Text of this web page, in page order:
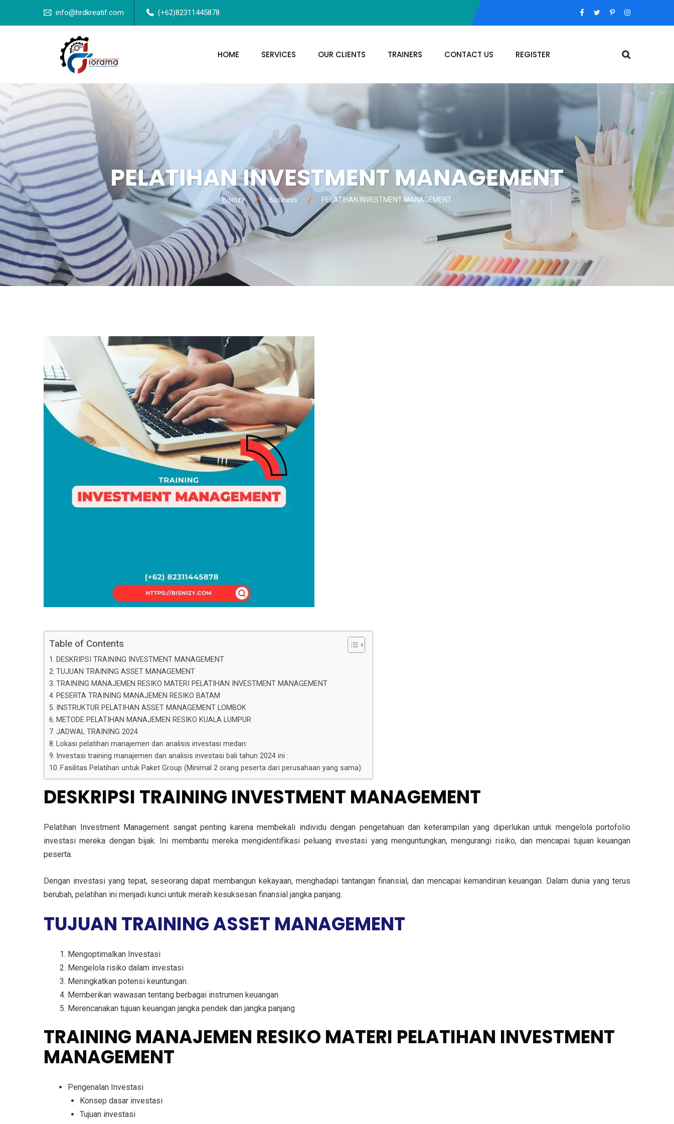
info@hrdkreatif.com (+62)82311445878
HOME SERVICES OUR CLIENTS TRAINERS CONTACT US REGISTER
PELATIHAN INVESTMENT MANAGEMENT
Bisnizy Business PELATIHAN INVESTMENT MANAGEMENT
Table of Contents
DESKRIPSI TRAINING INVESTMENT MANAGEMENT
TUJUAN TRAINING ASSET MANAGEMENT
TRAINING MANAJEMEN RESIKO MATERI PELATIHAN INVESTMENT MANAGEMENT
PESERTA TRAINING MANAJEMEN RESIKO BATAM
INSTRUKTUR PELATIHAN ASSET MANAGEMENT LOMBOK
METODE PELATIHAN MANAJEMEN RESIKO KUALA LUMPUR
JADWAL TRAINING 2024
Lokasi pelatihan manajemen dan analisis investasi medan:
Investasi training manajemen dan analisis investasi bali tahun 2024 ini :
Fasilitas Pelatihan untuk Paket Group (Minimal 2 orang peserta dari perusahaan yang sama):
DESKRIPSI TRAINING INVESTMENT MANAGEMENT
Pelatihan Investment Management sangat penting karena membekali individu dengan pengetahuan dan keterampilan yang diperlukan untuk mengelola portofolio
investasi mereka dengan bijak. Ini membantu mereka mengidentifikasi peluang investasi yang menguntungkan, mengurangi risiko, dan mencapai tujuan keuangan
peserta.
Dengan investasi yang tepat, seseorang dapat membangun kekayaan, menghadapi tantangan finansial, dan mencapai kemandirian keuangan. Dalam dunia yang terus
berubah, pelatihan ini menjadi kunci untuk meraih kesuksesan finansial jangka panjang.
TUJUAN TRAINING ASSET MANAGEMENT
Mengoptimalkan Investasi
Mengelola risiko dalam investasi
Meningkatkan potensi keuntungan.
Memberikan wawasan tentang berbagai instrumen keuangan
Merencanakan tujuan keuangan jangka pendek dan jangka panjang
TRAINING MANAJEMEN RESIKO MATERI PELATIHAN INVESTMENT
MANAGEMENT
Pengenalan Investasi
Konsep dasar investasi
Tujuan investasi